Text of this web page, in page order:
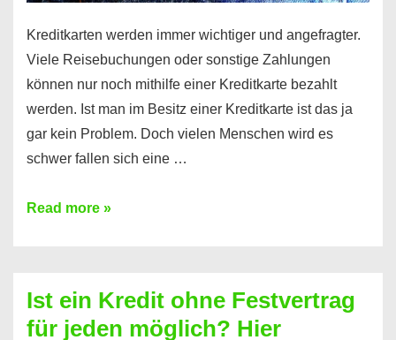
Kreditkarten werden immer wichtiger und angefragter.
Viele Reisebuchungen oder sonstige Zahlungen
können nur noch mithilfe einer Kreditkarte bezahlt
werden. Ist man im Besitz einer Kreditkarte ist das ja
gar kein Problem. Doch vielen Menschen wird es
schwer fallen sich eine …
Kreditkarte
Prepaid
ist
Read more »
Ist ein Kredit ohne Festvertrag
für jeden möglich? Hier